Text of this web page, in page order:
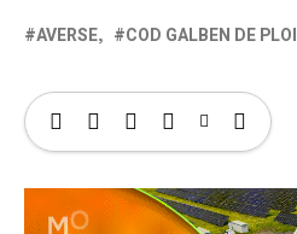
AVERSE COD GALBEN DE PLOI